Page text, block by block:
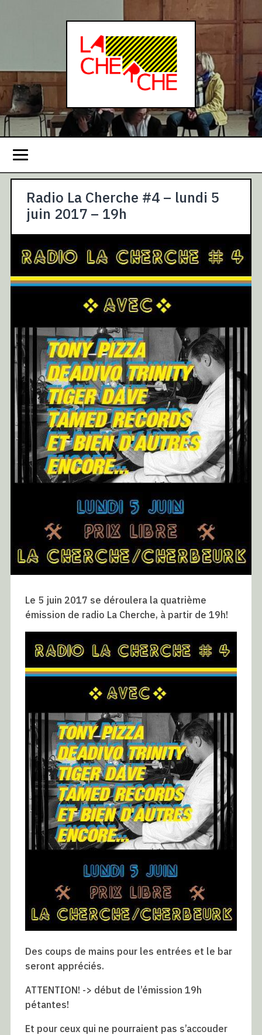
Radio La Cherche #4 – lundi 5
juin 2017 – 19h
Le 5 juin 2017 se déroulera la quatrième
émission de radio La Cherche, à partir de 19h!
Des coups de mains pour les entrées et le bar
seront appréciés.
ATTENTION! -> début de l’émission 19h
pétantes!
Et pour ceux qui ne pourraient pas s’accouder